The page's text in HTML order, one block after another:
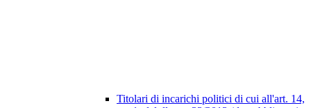
Titolari di incarichi politici di cui all'art. 14,